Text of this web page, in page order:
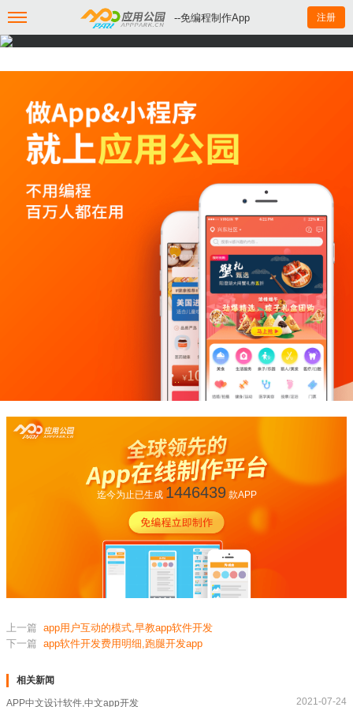
--免编程制作App 注册
迄今为止已生成 1446439款APP
上一篇 app用户互动的模式,早教app软件开发
下一篇 app软件开发费用明细,跑腿开发app
相关新闻
APP中文设计软件,中文app开发 2021-07-24